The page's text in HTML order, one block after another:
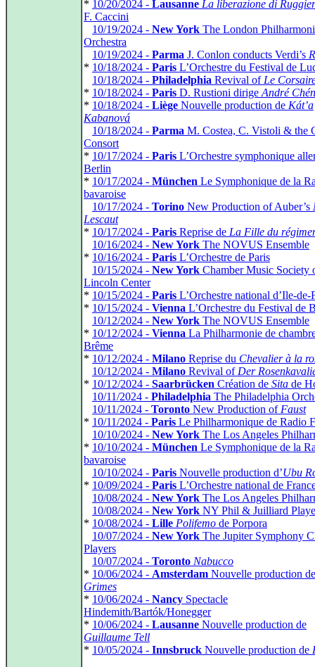
* 10/20/2024 - Lausanne La liberazione di
F. Caccini
10/19/2024 - New York The London
Orchestra
10/19/2024 - Parma J. Conlon conducts Verdi’s
* 10/18/2024 - Paris L’Orchestre du Festival de
10/18/2024 - Philadelphia Revival of Le
* 10/18/2024 - Paris D. Rustioni dirige André
* 10/18/2024 - Liège Nouvelle production de Kát’a
Kabanová
10/18/2024 - Parma M. Costea, C. Vistoli & the
Consort
* 10/17/2024 - Paris L’Orchestre symphonique
Berlin
* 10/17/2024 - München Le Symphonique de la
bavaroise
10/17/2024 - Torino New Production of Auber’s
Lescaut
* 10/17/2024 - Paris Reprise de La Fille du
10/16/2024 - New York The NOVUS Ensemble
* 10/16/2024 - Paris L’Orchestre de Paris
10/15/2024 - New York Chamber Music Society
Lincoln Center
* 10/15/2024 - Paris L’Orchestre national d’Ile-de-
* 10/15/2024 - Vienna L’Orchestre du Festival de
10/12/2024 - New York The NOVUS Ensemble
* 10/12/2024 - Vienna La Philharmonie de
Brême
* 10/12/2024 - Milano Reprise du Chevalier à la
10/12/2024 - Milano Revival of Der
* 10/12/2024 - Saarbrücken Création de Sita de
10/11/2024 - Philadelphia The Philadelphia
10/11/2024 - Toronto New Production of Faust
* 10/11/2024 - Paris Le Philharmonique de Radio
10/10/2024 - New York The Los Angeles
* 10/10/2024 - München Le Symphonique de la
bavaroise
10/10/2024 - Paris Nouvelle production d’Ubu
* 10/09/2024 - Paris L’Orchestre national de
10/08/2024 - New York The Los Angeles
10/08/2024 - New York NY Phil & Juilliard
* 10/08/2024 - Lille Polifemo de Porpora
10/07/2024 - New York The Jupiter Symphony
Players
10/07/2024 - Toronto Nabucco
* 10/06/2024 - Amsterdam Nouvelle production
Grimes
* 10/06/2024 - Nancy Spectacle
Hindemith/Bartók/Honegger
* 10/06/2024 - Lausanne Nouvelle production de
Guillaume Tell
* 10/05/2024 - Innsbruck Nouvelle production de